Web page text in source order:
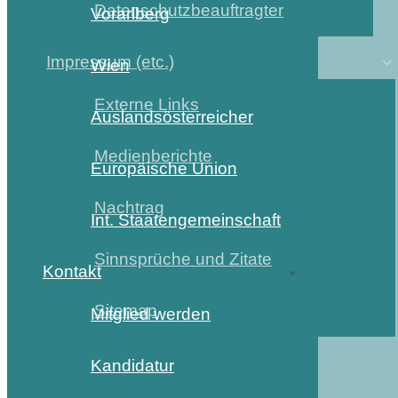
Datenschutzbeauftragter
Impressum (etc.)
Externe Links
Medienberichte
Nachtrag
Sinnsprüche und Zitate
Sitemap
Vorarlberg
Wien
Auslandsösterreicher
Europäische Union
Int. Staatengemeinschaft
Kontakt
Mitglied werden
Kandidatur